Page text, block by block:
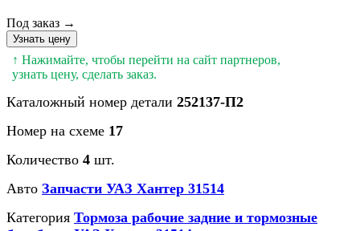
Под заказ →
Узнать цену
↑ Нажимайте, чтобы перейти на сайт партнеров,
узнать цену, сделать заказ.
Каталожный номер детали 252137-П2
Номер на схеме 17
Количество 4 шт.
Авто Запчасти УАЗ Хантер 31514
Категория Тормоза рабочие задние и тормозные